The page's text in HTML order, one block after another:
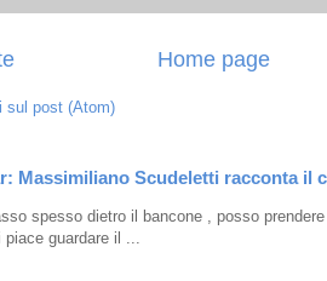
Home page
sul post (Atom)
Massimiliano Scudeletti racconta il
spesso dietro il bancone , posso
guardare il ...